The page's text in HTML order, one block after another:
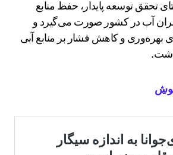
تحقق توسعه پایدار، حفظ منابع
آب در کشور صورت می‌گیرد و
بهره‌وری و کاهش فشار بر منابع آبی